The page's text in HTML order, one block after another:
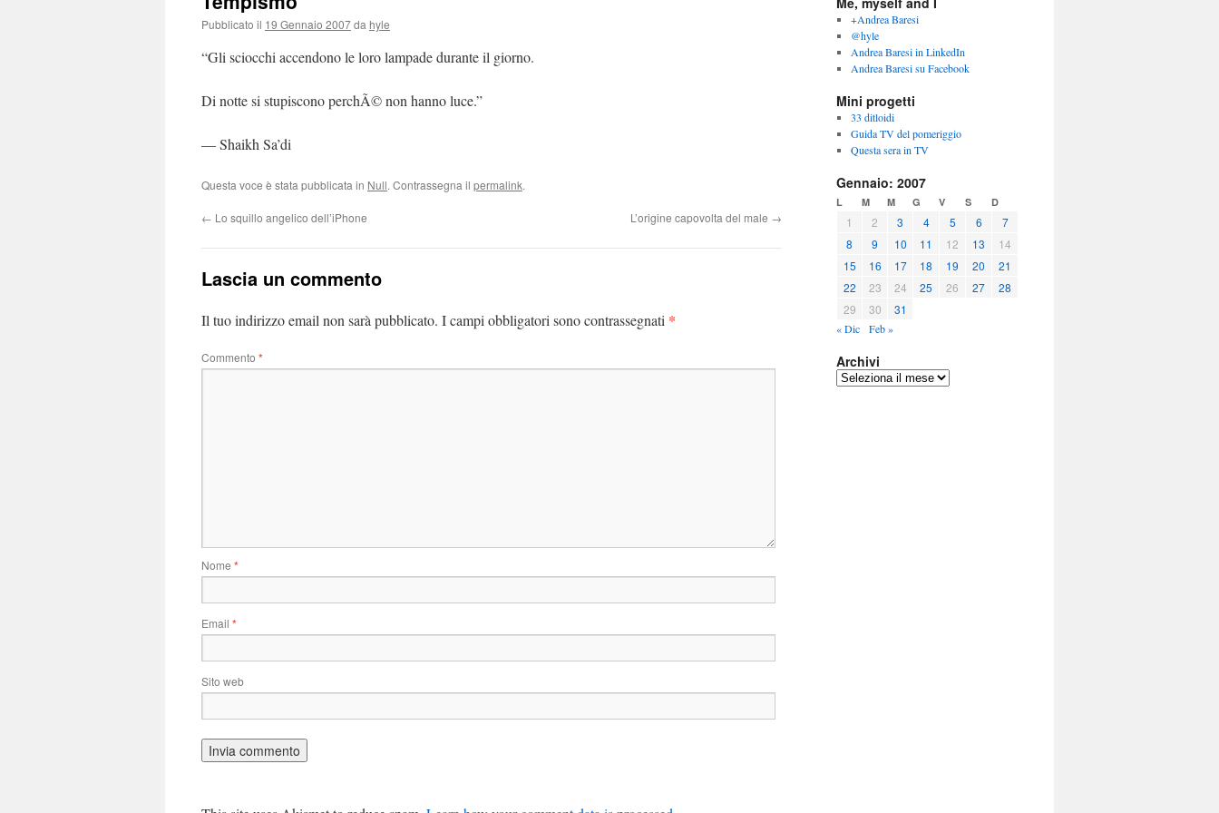
Pubblicato il 19 Gennaio 2007da hyle
“Gli sciocchi accendono le loro lampade durante il giorno.
Di notte si stupiscono perchÃ© non hanno luce.”
— Shaikh Sa’di
Questa voce è stata pubblicata in Null. Contrassegna il permalink.
← Lo squillo angelico dell’iPhone L’origine capovolta del male →
Lascia un commento
Il tuo indirizzo email non sarà pubblicato. I campi obbligatori sono contrassegnati *
Commento *
Nome *
Email *
Sito web
+Andrea Baresi
@hyle
Andrea Baresi in LinkedIn
Andrea Baresi su Facebook
Mini progetti
33 ditloidi
Guida TV del pomeriggio
Questa sera in TV
Gennaio: 2007
L M M G V S D
1 2 3 4 5 6
7
8
9 10 11 12 13
14
15
16 17 18 19 20
21
22
23 24 25 26 27
28
29
30 31
« Dic Feb »
Archivi
Archivi